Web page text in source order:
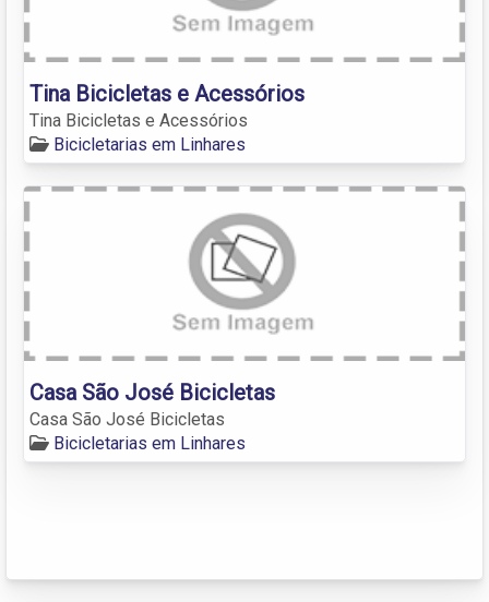
Tina Bicicletas e Acessórios
Tina Bicicletas e Acessórios
Bicicletarias em Linhares
Casa São José Bicicletas
Casa São José Bicicletas
Bicicletarias em Linhares